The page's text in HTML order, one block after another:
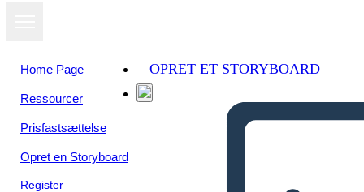
Home Page
Ressourcer
Prisfastsættelse
Opret en Storyboard
Register
OPRET ET STORYBOARD